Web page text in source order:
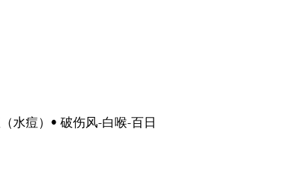
水痘）• 破伤风-白喉-百日
患有慢性病或免疫功能低